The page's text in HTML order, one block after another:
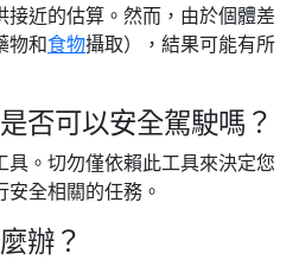
接近的估算。然而，由於個體差
物和食物攝取），結果可能有所
否可以安全駕駛嗎？
。切勿僅依賴此工具來決定您
全相關的任務。
辦？